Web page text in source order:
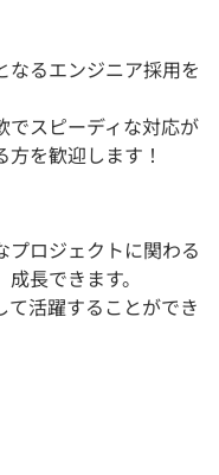
なるエンジニア採用を
でスピーディな対応が
を歓迎します！
プロジェクトに関わる
長できます。
て活躍することができ